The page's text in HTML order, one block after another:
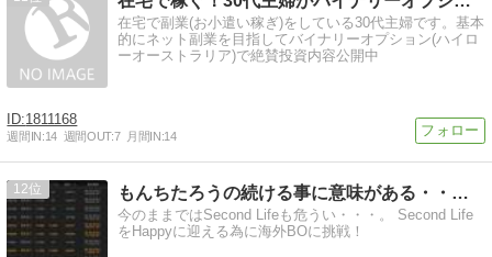
在宅で副業(お小遣い稼ぎ)をしている30代主婦です。基本
的にネット副業を目指してバイナリーオプション(ハイロ
ーオーストラリア)で絶賛投資内容公開中
1811168
週間IN:14 週間OUT:7 月間IN:14
12 もんちたろうの続ける事に意味がある・・・！
今のままではSecond Lifeも危うい・・・。 Second Life
をHappyに迎える為に海外BOに挑戦！